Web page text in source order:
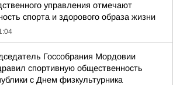
управления отмечают
спорта и здорового образа жизни
Госсобрания Мордовии
спортивную общественность
с Днем физкультурника